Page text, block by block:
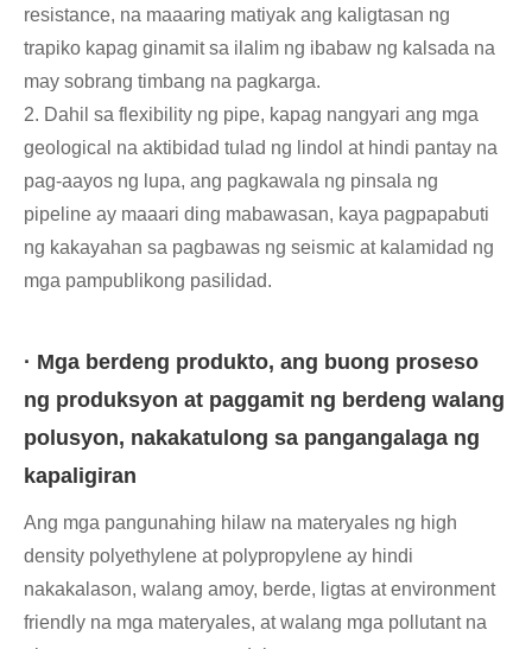
resistance, na maaaring matiyak ang kaligtasan ng
trapiko kapag ginamit sa ilalim ng ibabaw ng kalsada na
may sobrang timbang na pagkarga.
2. Dahil sa flexibility ng pipe, kapag nangyari ang mga
geological na aktibidad tulad ng lindol at hindi pantay na
pag-aayos ng lupa, ang pagkawala ng pinsala ng
pipeline ay maaari ding mabawasan, kaya pagpapabuti
ng kakayahan sa pagbawas ng seismic at kalamidad ng
mga pampublikong pasilidad.
· Mga berdeng produkto, ang buong proseso
ng produksyon at paggamit ng berdeng walang
polusyon, nakakatulong sa pangangalaga ng
kapaligiran
Ang mga pangunahing hilaw na materyales ng high
density polyethylene at polypropylene ay hindi
nakakalason, walang amoy, berde, ligtas at environment
friendly na mga materyales, at walang mga pollutant na